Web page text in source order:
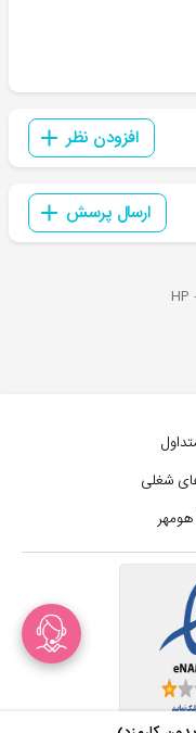
افزودن نظر
ارسال پرسش
HP
شغلی